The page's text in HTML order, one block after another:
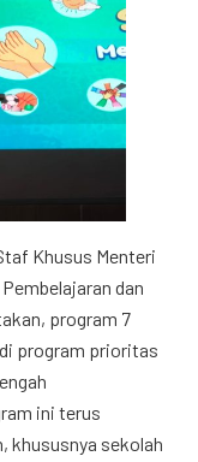
Khusus Menteri
dan
program 7
program prioritas
ini terus
khususnya sekolah